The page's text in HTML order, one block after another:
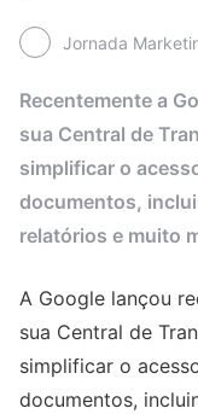
Jornada
Recentemente a
sua Central de
simplificar o
documentos,
relatórios e muito
A Google lançou
sua Central de
simplificar o
documentos,